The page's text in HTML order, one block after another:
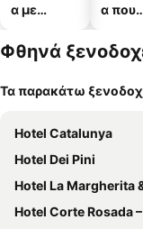
α με
α που
α
Φθηνά
Τα παρακάτω
Hotel Catalunya
Hotel Dei Pini
Hotel La Margherita
Hotel Corte Rosada – Adults Only